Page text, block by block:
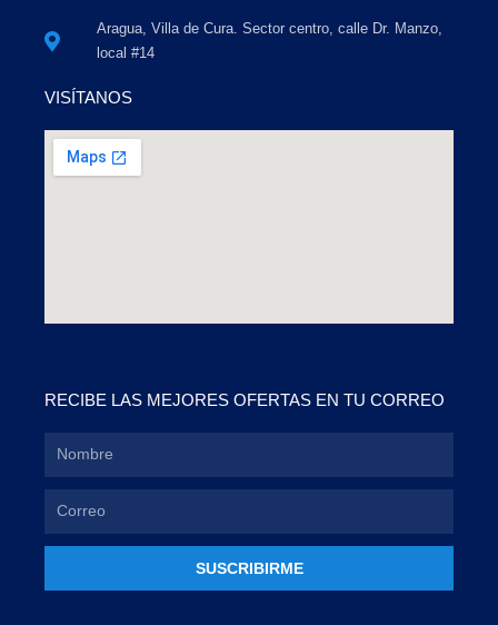
Aragua, Villa de Cura. Sector centro, calle Dr. Manzo,
local #14
VISÍTANOS
RECIBE LAS MEJORES OFERTAS EN TU CORREO
SUSCRIBIRME